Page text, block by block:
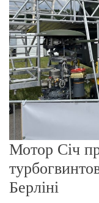
Мотор Січ
Берліні